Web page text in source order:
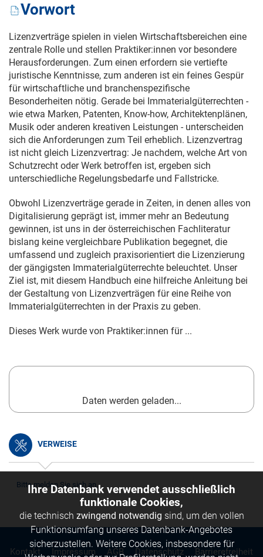
Vorwort
Lizenzverträge spielen in vielen Wirtschaftsbereichen eine
zentrale Rolle und stellen Praktiker:innen vor besondere
Herausforderungen. Zum einen erfordern sie vertiefte
juristische Kenntnisse, zum anderen ist ein feines Gespür
für wirtschaftliche und branchenspezifische
Besonderheiten nötig. Gerade bei Immaterialgüterrechten -
wie etwa Marken, Patenten, Know-how, Architektenplänen,
Musik oder anderen kreativen Leistungen - unterscheiden
sich die Anforderungen zum Teil erheblich. Lizenzvertrag
ist nicht gleich Lizenzvertrag: Je nachdem, welche Art von
Schutzrecht oder Werk betroffen ist, ergeben sich
unterschiedliche Regelungsbedarfe und Fallstricke.
Obwohl Lizenzverträge gerade in Zeiten, in denen alles von
Digitalisierung geprägt ist, immer mehr an Bedeutung
gewinnen, ist uns in der österreichischen Fachliteratur
bislang keine vergleichbare Publikation begegnet, die
umfassend und zugleich praxisorientiert die Lizenzierung
der gängigsten Immaterialgüterrechte beleuchtet. Unser
Ziel ist, mit diesem Handbuch eine hilfreiche Anleitung bei
der Gestaltung von Lizenzverträgen für eine Reihe von
Immaterialgüterrechten in der Praxis zu geben.
Dieses Werk wurde von Praktiker:innen für ...
Daten werden geladen...
VERWEISE
Bitte melden Sie sich an.
Kontakt Impressum AGB Datenschutz Barrierefreiheit
Ihre Datenbank verwendet ausschließlich
funktionale Cookies,
die technisch zwingend notwendig sind, um den vollen
Funktionsumfang unseres Datenbank-Angebotes
sicherzustellen. Weitere Cookies, insbesondere für